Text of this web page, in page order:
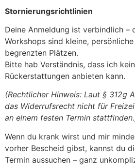
Stornierungsrichtlinien
Deine Anmeldung ist verbindlich –
Workshops sind kleine,
begrenzten Plätzen.
Bitte hab Verständnis, dass ich
Rückerstattungen anbieten kann.
(Rechtlicher Hinweis: Laut § 312g
das Widerrufsrecht nicht für
an einem festen Termin
Wenn du krank wirst und mir
vorher Bescheid gibst, kannst du
Termin aussuchen – ganz